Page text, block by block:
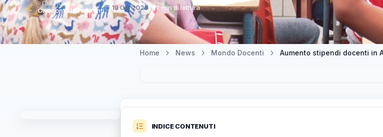
REDAZIONE
Orizzonte Insegnanti 19 Giu 2026 7 min di lettura
Home News Mondo Docenti Aumento stipendi docenti in
INDICE CONTENUTI